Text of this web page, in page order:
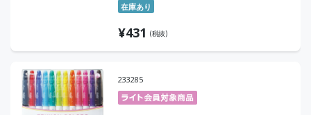
在庫あり
¥431 (税抜)
233285